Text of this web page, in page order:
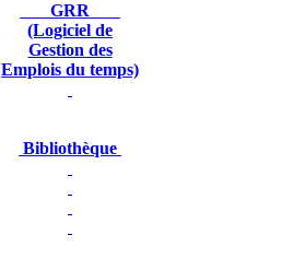
GRR
(Logiciel de
Gestion des
Emplois du temps)
Bibliothèque